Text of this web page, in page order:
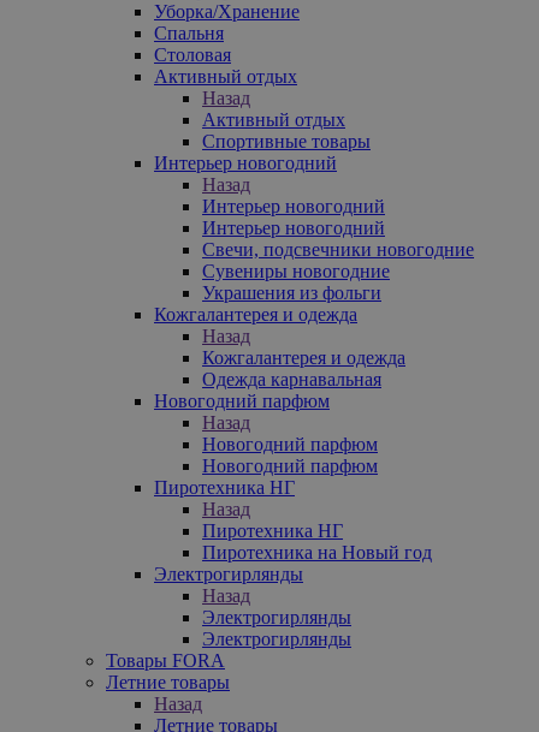
Уборка/Хранение
Спальня
Столовая
Активный отдых
Назад
Активный отдых
Спортивные товары
Интерьер новогодний
Назад
Интерьер новогодний
Интерьер новогодний
Свечи, подсвечники новогодние
Сувениры новогодние
Украшения из фольги
Кожгалантерея и одежда
Назад
Кожгалантерея и одежда
Одежда карнавальная
Новогодний парфюм
Назад
Новогодний парфюм
Новогодний парфюм
Пиротехника НГ
Назад
Пиротехника НГ
Пиротехника на Новый год
Электрогирлянды
Назад
Электрогирлянды
Электрогирлянды
Товары FORA
Летние товары
Назад
Летние товары